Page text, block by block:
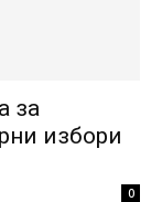
за
избори
0